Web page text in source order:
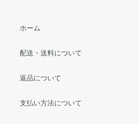
ホーム
配送・送料について
返品について
支払い方法について